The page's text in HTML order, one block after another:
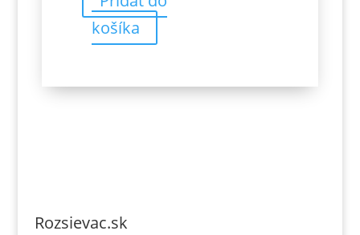
košíka
Rozsievac.sk